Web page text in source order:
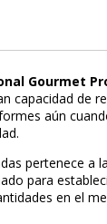
Gourmet
capacidad de
aún
pertenece a
para
en el